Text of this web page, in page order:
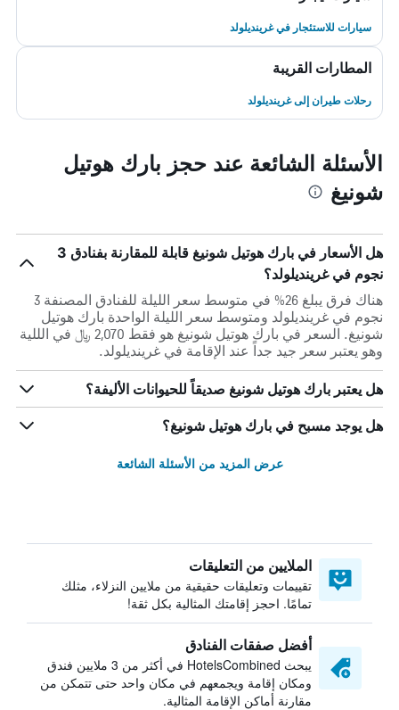
سيارات للاستئجار في غرينديلولد
المطارات القريبة
رحلات طيران إلى غرينديلولد
الأسئلة الشائعة عند حجز بارك هوتيل
شونيغ
هل الأسعار في بارك هوتيل شونيغ قابلة للمقارنة بفنادق 3
نجوم في غرينديلولد؟
هناك فرق يبلغ 26% في متوسط ​​سعر الليلة للفنادق المصنفة 3
نجوم في غرينديلولد ومتوسط ​​سعر الليلة الواحدة بارك هوتيل
شونيغ. السعر في بارك هوتيل شونيغ هو فقط 2,070 ﷼ في الللية
وهو يعتبر سعر جيد جداً عند الإقامة في غرينديلولد.
هل يعتبر بارك هوتيل شونيغ صديقاً للحيوانات الأليفة؟
هل يوجد مسبح في بارك هوتيل شونيغ؟
عرض المزيد من الأسئلة الشائعة
الملايين من التعليقات
تقييمات وتعليقات حقيقية من ملايين النزلاء، مثلك
تمامًا. احجز إقامتك المثالية بكل ثقة!
أفضل صفقات الفنادق
يبحث HotelsCombined في أكثر من 3 ملايين فندق
ومكان إقامة ويجمعهم في مكان واحد حتى تتمكن من
مقارنة أماكن الإقامة المثالية.